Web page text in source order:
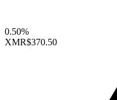
0.50%
XMR$370.50